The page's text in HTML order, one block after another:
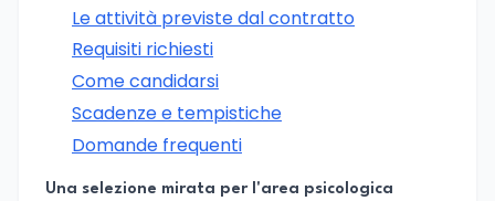
Le attività previste dal contratto
Requisiti richiesti
Come candidarsi
Scadenze e tempistiche
Domande frequenti
Una selezione mirata per l'area psicologica